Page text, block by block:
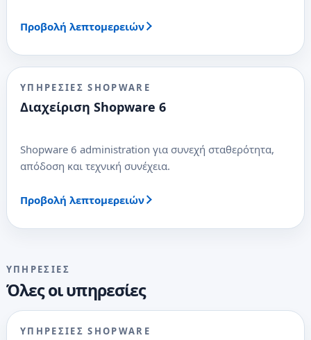
Προβολή λεπτομερειών
ΥΠΗΡΕΣΊΕΣ SHOPWARE
Διαχείριση Shopware 6
Shopware 6 administration για συνεχή σταθερότητα,
απόδοση και τεχνική συνέχεια.
Προβολή λεπτομερειών
ΥΠΗΡΕΣΊΕΣ
Όλες οι υπηρεσίες
ΥΠΗΡΕΣΊΕΣ SHOPWARE